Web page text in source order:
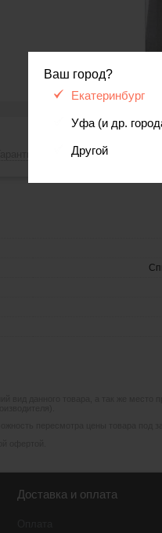
Ваш город?
Екатеринбург
Уфа (и др.
Другой
Гарантия, сервис
Доставка и оплата